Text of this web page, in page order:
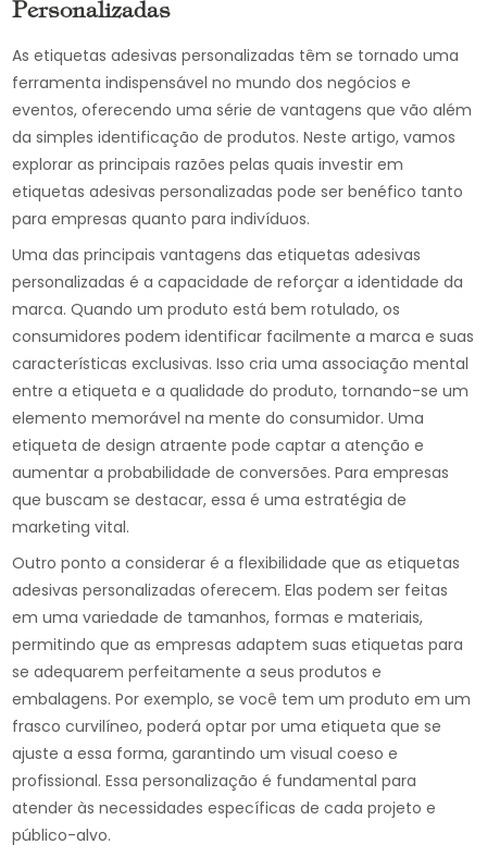
Personalizadas
As etiquetas adesivas personalizadas têm se tornado uma
ferramenta indispensável no mundo dos negócios e
eventos, oferecendo uma série de vantagens que vão além
da simples identificação de produtos. Neste artigo, vamos
explorar as principais razões pelas quais investir em
etiquetas adesivas personalizadas pode ser benéfico tanto
para empresas quanto para indivíduos.
Uma das principais vantagens das etiquetas adesivas
personalizadas é a capacidade de reforçar a identidade da
marca. Quando um produto está bem rotulado, os
consumidores podem identificar facilmente a marca e suas
características exclusivas. Isso cria uma associação mental
entre a etiqueta e a qualidade do produto, tornando-se um
elemento memorável na mente do consumidor. Uma
etiqueta de design atraente pode captar a atenção e
aumentar a probabilidade de conversões. Para empresas
que buscam se destacar, essa é uma estratégia de
marketing vital.
Outro ponto a considerar é a flexibilidade que as etiquetas
adesivas personalizadas oferecem. Elas podem ser feitas
em uma variedade de tamanhos, formas e materiais,
permitindo que as empresas adaptem suas etiquetas para
se adequarem perfeitamente a seus produtos e
embalagens. Por exemplo, se você tem um produto em um
frasco curvilíneo, poderá optar por uma etiqueta que se
ajuste a essa forma, garantindo um visual coeso e
profissional. Essa personalização é fundamental para
atender às necessidades específicas de cada projeto e
público-alvo.